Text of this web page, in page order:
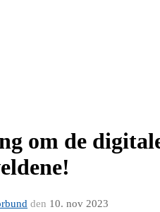
om de
den 10. nov 2023